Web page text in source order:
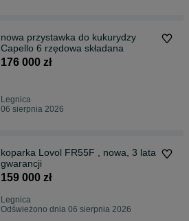
nowa przystawka do kukurydzy
Capello 6 rzędowa składana
176 000 zł
Legnica
06 sierpnia 2026
koparka Lovol FR55F , nowa, 3 lata
gwarancji
159 000 zł
Legnica
Odświeżono dnia 06 sierpnia 2026